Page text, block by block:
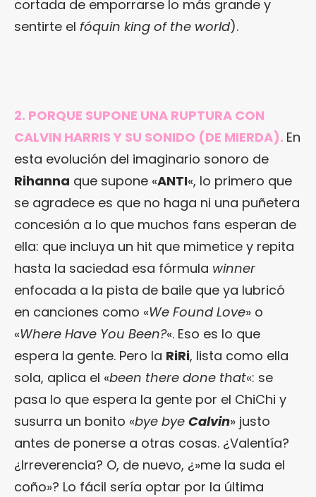
cortada de emporrarse lo más grande y
sentirte el fóquin king of the world).
2. PORQUE SUPONE UNA RUPTURA CON
CALVIN HARRIS Y SU SONIDO (DE MIERDA). En
esta evolución del imaginario sonoro de
Rihanna que supone «ANTI«, lo primero que
se agradece es que no haga ni una puñetera
concesión a lo que muchos fans esperan de
ella: que incluya un hit que mimetice y repita
hasta la saciedad esa fórmula winner
enfocada a la pista de baile que ya lubricó
en canciones como «We Found Love» o
«Where Have You Been?«. Eso es lo que
espera la gente. Pero la RiRi, lista como ella
sola, aplica el «been there done that«: se
pasa lo que espera la gente por el ChiChi y
susurra un bonito «bye bye Calvin» justo
antes de ponerse a otras cosas. ¿Valentía?
¿Irreverencia? O, de nuevo, ¿»me la suda el
coño»? Lo fácil sería optar por la última